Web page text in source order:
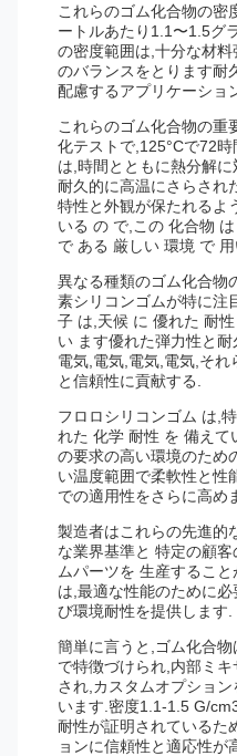
これらのゴム化合物の密
ートルあたり1.1〜1.5グ
の密度範囲は,十分な材
のバランスをとります耐
配慮するアプリケーショ
これらのゴム化合物の重
化テストで,125°Cで72
は,時間とともに熱分解に
耐久的に高温にさらされ
特性と外観が保たれるよ
いる の で,この 化合物
で ある 厳しい 環境 で 用
異なる種類のゴム化合物
素シリコンゴムが特に注
子 は,天候 に 優れた 耐
い ます優れた弾力性と
電気,電気,電気,電気,それ
と信頼性に貢献する.
フロロシリコンゴム は,
れた 化学 耐性 を 備えて
の要求の高い環境のため
い温度範囲で柔軟性と性
での適用性をさらに高め
製造者はこれらの先進的
な業界基準と 特定の顧
ムパーツを 生産するこ
は,最適な性能のために
び環境耐性を提供します.
簡単に言うと,ゴム化合
で特徴づけられ,内部ミ
され,カスタムオプショ
います.密度1.1-1.5 G/
耐性が証明されているた
ョンに信頼性と適応性が